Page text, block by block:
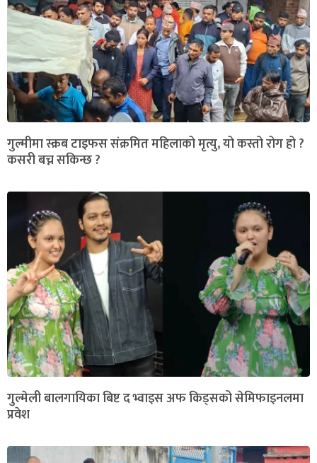
गुल्मीमा स्क्रब टाइफस संक्रमित महिलाको मृत्यु, यो कस्तो रोग हो ?
कसरी बच्न सकिन्छ ?
गुल्मेली बालगायिका बिष्ट द भ्वाइस अफ किड्सको सेमिफाइनलमा
प्रवेश